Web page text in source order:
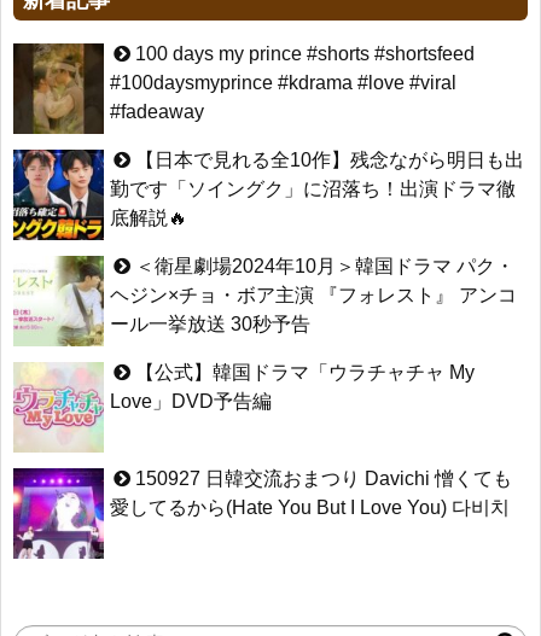
Moment NEW!
&#39; (ft. 도여니의 학창시절) | 편 먹고 갈래요? 밥블레스유 2 bobblessyou2
EP.18
ソン・ヘギョ – ソンヘギョ キスまとめ
ハン・ヘジン 한혜진 – Still We (여전히 우리는)
한가인 –
「ライフ・ オン・ マーズ」2019年11月2日TSUTAYAにて先行レン
タル開始！
(ENG SUB) Behind The Scene Hyun Bin 현빈❤️ 손예진 Son Ye Jin-
Crash Landing On You/ヒョンビン❤️ソンイェジン / エンジョイ❕
ユン・ギュンサン、番組にも登場した愛猫が急死…イ・ソンギョン
ら同僚芸能人から慰めの言葉が続々 – Taka News
キム・レウォンの影絵遊び！？「黒騎士～永遠の約束～」メイキン
グを一部公開（DVD-SET2特典映像より）
Powered by livedoor 相互RSS
HSF(126)-윤균상 서울숲 벤치 (YUN Kyunsang)(4)September::
Healing in Seoul Forest (서울숲)
yoon kyun sang
ユン・ギュンサン主演「潜入弁護人」第1回特別公開！
九尾狐外伝 第２話 キム・ジウ チョ・ヒョンジェ
九尾狐外伝 メイキング03 ハン・イェスル
キム・テヒの弟イ・ワン♥イ・ボミ、今日（28日）結婚……
「まず熱く掃除せよ」女優キム・ユジョン、「健康がとても回復…
痩せたのはソン・ジェリムのせい!? 」 (11/26)
【裏芸能】キムユジョンの熱愛彼氏はあの大物俳優
しょ？” Big News TV
キム・ユジョン、新ドラマ「まず熱く掃除せよ」に出演確定…“台本
を見た瞬間惹かれた” 20180123
幻の王女チャミョンゴ エンディング
YUCHUN ♥ LOVE 15 「成均館 5話」
[Fan MV]七日の王妃(7일의 왕비)OST – 정기고 (Junggigo) – 그리고
그려도 (Miss You In My Heart)
俳優カン・ギヨン、突然の熱愛宣言…「キム秘書がなぜそうか」出
演で話題 Big News TV
100 days my prince #shorts #shortsfeed
#100daysmyprince #kdrama #love #viral
#fadeaway
【日本で見れる全10作】残念ながら明日も出
勤です「ソイングク」に沼落ち！出演ドラマ徹
底解説🔥
＜衛星劇場2024年10月＞韓国ドラマ パク・
ヘジン×チョ・ボア主演 『フォレスト』 アンコ
ール一挙放送 30秒予告
【公式】韓国ドラマ「ウラチャチャ My
Love」DVD予告編
150927 日韓交流おまつり Davichi 憎くても
愛してるから(Hate You But I Love You) 다비치